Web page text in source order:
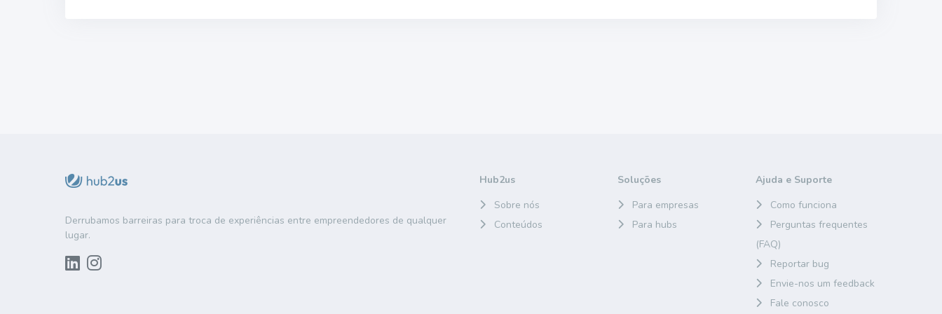
Derrubamos barreiras para troca de experiências entre empreendedores de qualquer
lugar.
Hub2us
Sobre nós
Conteúdos
Soluções
Para empresas
Para hubs
Ajuda e Suporte
Como funciona
Perguntas frequentes
(FAQ)
Reportar bug
Envie-nos um feedback
Fale conosco